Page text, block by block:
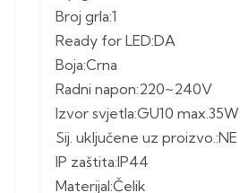
Broj grla:1
Ready for LED:DA
Boja:Crna
Radni napon:220~240V
Izvor svjetla:GU10 max.35W
Sij. uključene uz proizvo.:NE
IP zaštita:IP44
Materijal:Čelik